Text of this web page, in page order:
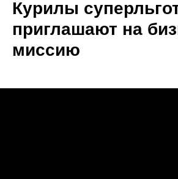
Курилы
приглашают на
миссию